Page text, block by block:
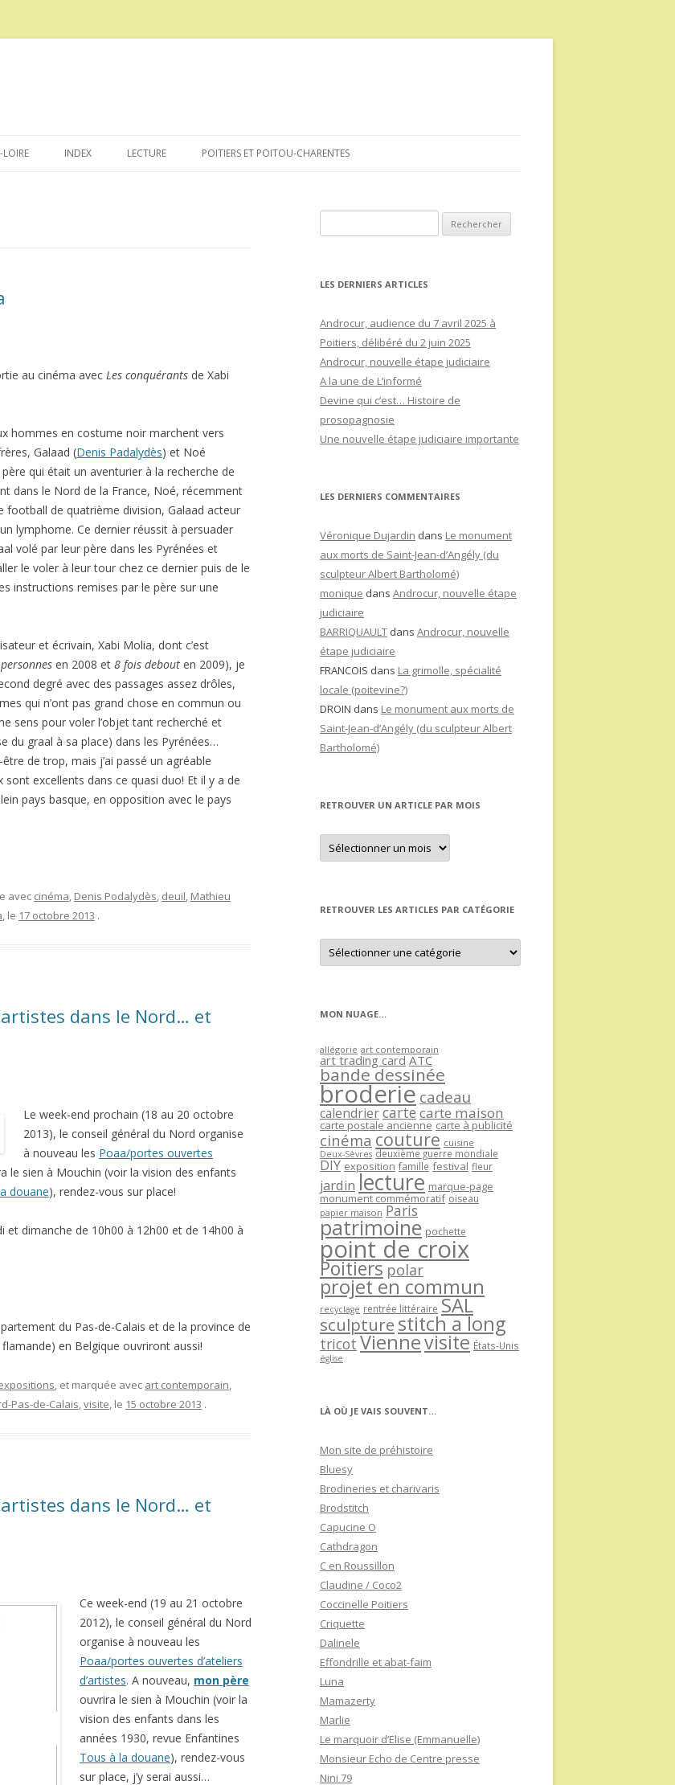
au
INDEX LECTURE POITIERS ET POITOU-CHARENTES
au cinéma avec Les conquérants de Xabi
hommes en costume noir marchent vers
Galaad (Denis Padalydès) et Noé
qui était un aventurier à la recherche de
dans le Nord de la France, Noé, récemment
football de quatrième division, Galaad acteur
lymphome. Ce dernier réussit à persuader
volé par leur père dans les Pyrénées et
le voler à leur tour chez ce dernier puis de le
instructions remises par le père sur une
et écrivain, Xabi Molia, dont c’est
en 2008 et 8 fois debout en 2009), je
degré avec des passages assez drôles,
qui n’ont pas grand chose en commun ou
sens pour voler l’objet tant recherché et
du graal à sa place) dans les Pyrénées…
de trop, mais j’ai passé un agréable
excellents dans ce quasi duo! Et il y a de
pays basque, en opposition avec le pays
avec cinéma, Denis Podalydès, deuil, Mathieu
, le 17 octobre 2013 .
dans le Nord… et
Le week-end prochain (18 au 20 octobre
2013), le conseil général du Nord organise
à nouveau les Poaa/portes ouvertes
le sien à Mouchin (voir la vision des enfants
douane), rendez-vous sur place!
et dimanche de 10h00 à 12h00 et de 14h00 à
du Pas-de-Calais et de la province de
en Belgique ouvriront aussi!
, et marquée avec art contemporain,
Pas-de-Calais,visite, le 15 octobre 2013 .
dans le Nord… et
Ce week-end (19 au 21 octobre
2012), le conseil général du Nord
organise à nouveau les
Poaa/portes ouvertes d’ateliers
d’artistes. A nouveau, mon père
ouvrira le sien à Mouchin (voir la
vision des enfants dans les
années 1930, revue Enfantines
Tous à la douane), rendez-vous
sur place, j’y serai aussi…
LES DERNIERS ARTICLES
Androcur, audience du 7 avril 2025 à
Poitiers, délibéré du 2 juin 2025
Androcur, nouvelle étape judiciaire
A la une de L’informé
Devine qui c’est… Histoire de
prosopagnosie
Une nouvelle étape judiciaire importante
LES DERNIERS COMMENTAIRES
Véronique Dujardin dans Le monument
aux morts de Saint-Jean-d’Angély (du
sculpteur Albert Bartholomé)
monique dans Androcur, nouvelle étape
judiciaire
BARRIQUAULT dans Androcur, nouvelle
étape judiciaire
FRANCOIS dans La grimolle, spécialité
locale (poitevine?)
DROIN dans Le monument aux morts de
Saint-Jean-d’Angély (du sculpteur Albert
Bartholomé)
RETROUVER UN ARTICLE PAR MOIS
Retrouver
un
article
RETROUVER LES ARTICLES PAR CATÉGORIE
Retrouver
les
articles
MON NUAGE…
allégorie art contemporain
art trading card ATC
bande dessinée
broderie cadeau
calendriercartecarte maison
carte postale ancienne carte à publicité
cinéma couture cuisine
Deux-Sèvres deuxième guerre mondiale
DIY exposition famille festival fleur
jardin lecture marque-page
monument commémoratif oiseau
papier maison Paris
patrimoine pochette
point de croix
Poitiers polar
projet en commun
recyclage rentrée littéraire SAL
sculpture stitch a long
tricot Viennevisite États-Unis
église
LÀ OÙ JE VAIS SOUVENT…
Mon site de préhistoire
Bluesy
Brodineries et charivaris
Brodstitch
Capucine O
Cathdragon
C en Roussillon
Claudine / Coco2
Coccinelle Poitiers
Criquette
Dalinele
Effondrille et abat-faim
Luna
Mamazerty
Marlie
Le marquoir d’Elise (Emmanuelle)
Monsieur Echo de Centre presse
Nini 79